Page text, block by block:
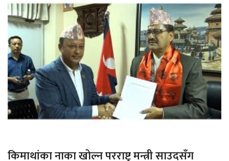
किमाथांका नाका खोल्न परराष्ट्र मन्त्री साउदसँग